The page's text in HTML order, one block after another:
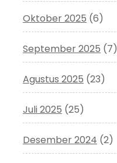
Oktober 2025 (6)
September 2025 (7)
Agustus 2025 (23)
Juli 2025 (25)
Desember 2024 (2)